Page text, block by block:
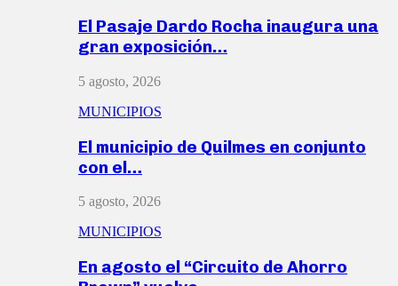
El Pasaje Dardo Rocha inaugura una
gran exposición…
5 agosto, 2026
MUNICIPIOS
El municipio de Quilmes en conjunto
con el…
5 agosto, 2026
MUNICIPIOS
En agosto el “Circuito de Ahorro